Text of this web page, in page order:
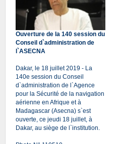
Ouverture de la 140 session du
Conseil d`administration de
l`ASECNA
Dakar, le 18 juillet 2019 - La
140e session du Conseil
d`administration de l`Agence
pour la Sécurité de la navigation
aérienne en Afrique et à
Madagascar (Asecna) s`est
ouverte, ce jeudi 18 juillet, à
Dakar, au siège de l`institution.